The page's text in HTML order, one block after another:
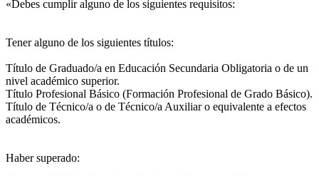
«Debes cumplir alguno de los siguientes requisitos:
Tener alguno de los siguientes títulos:
Título de Graduado/a en Educación Secundaria Obligatoria o de un
nivel académico superior.
Título Profesional Básico (Formación Profesional de Grado Básico).
Título de Técnico/a o de Técnico/a Auxiliar o equivalente a efectos
académicos.
Haber superado: